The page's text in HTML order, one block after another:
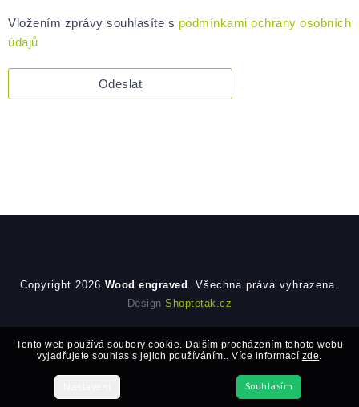
Tento web používá soubory cookie. Dalším procházením tohoto webu
vyjadřujete souhlas s jejich používáním.. Více informací zde.
Souhlasím
Vložením zprávy souhlasíte s podmínkami ochrany osobních
údajů
Odeslat
Copyright 2026 Wood engraved . Všechna práva vyhrazena.
DesignShoptetak.cz
Vytvořil Shoptet